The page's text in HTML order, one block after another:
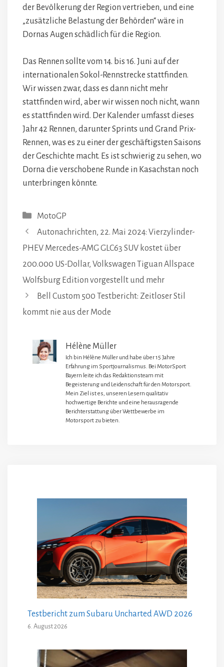
der Bevölkerung der Region vertrieben, und eine
„zusätzliche Belastung der Behörden“ wäre in
Dornas Augen schädlich für die Region.
Das Rennen sollte vom 14. bis 16. Juni auf der
internationalen Sokol-Rennstrecke stattfinden.
Wir wissen zwar, dass es dann nicht mehr
stattfinden wird, aber wir wissen noch nicht, wann
es stattfinden wird. Der Kalender umfasst dieses
Jahr 42 Rennen, darunter Sprints und Grand Prix-
Rennen, was es zu einer der geschäftigsten Saisons
der Geschichte macht. Es ist schwierig zu sehen, wo
Dorna die verschobene Runde in Kasachstan noch
unterbringen könnte.
Kategorien
MotoGP
Autonachrichten, 22. Mai 2024: Vierzylinder-
PHEV Mercedes-AMG GLC63 SUV kostet über
200.000 US-Dollar, Volkswagen Tiguan Allspace
Wolfsburg Edition vorgestellt und mehr
Bell Custom 500 Testbericht: Zeitloser Stil
kommt nie aus der Mode
Hélène Müller
Ich bin Hélène Müller und habe über 15 Jahre
Erfahrung im Sportjournalismus. Bei MotorSport
Bayern leite ich das Redaktionsteam mit
Begeisterung und Leidenschaft für den Motorsport.
Mein Ziel ist es, unseren Lesern qualitativ
hochwertige Berichte und eine herausragende
Berichterstattung über Wettbewerbe im
Motorsport zu bieten.
Testbericht zum Subaru Uncharted AWD 2026
6. August 2026